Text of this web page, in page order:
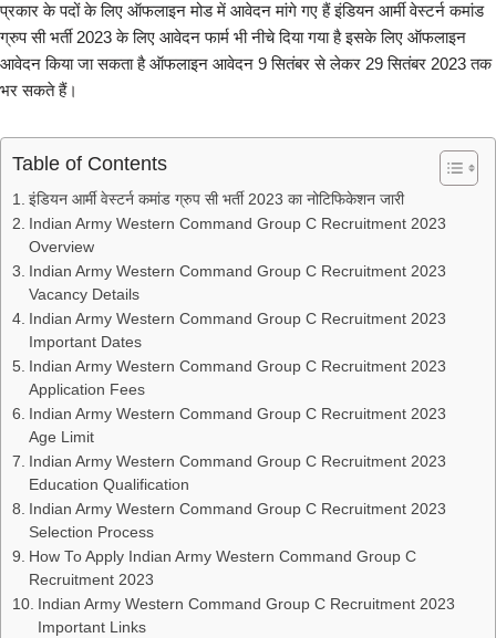
प्रकार के पदों के लिए ऑफलाइन मोड में आवेदन मांगे गए हैं इंडियन आर्मी वेस्टर्न कमांड
ग्रुप सी भर्ती 2023 के लिए आवेदन फार्म भी नीचे दिया गया है इसके लिए ऑफलाइन
आवेदन किया जा सकता है ऑफलाइन आवेदन 9 सितंबर से लेकर 29 सितंबर 2023 तक
भर सकते हैं।
Table of Contents
इंडियन आर्मी वेस्टर्न कमांड ग्रुप सी भर्ती 2023 का नोटिफिकेशन जारी
Indian Army Western Command Group C Recruitment 2023
Overview
Indian Army Western Command Group C Recruitment 2023
Vacancy Details
Indian Army Western Command Group C Recruitment 2023
Important Dates
Indian Army Western Command Group C Recruitment 2023
Application Fees
Indian Army Western Command Group C Recruitment 2023
Age Limit
Indian Army Western Command Group C Recruitment 2023
Education Qualification
Indian Army Western Command Group C Recruitment 2023
Selection Process
How To Apply Indian Army Western Command Group C
Recruitment 2023
Indian Army Western Command Group C Recruitment 2023
Important Links